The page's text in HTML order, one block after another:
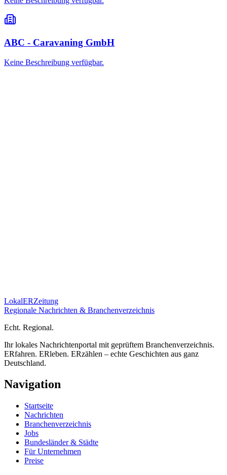
ABC - Caravaning GmbH
Keine Beschreibung verfügbar.
LokalERZeitung
Regionale Nachrichten & Branchenverzeichnis
Echt. Regional.
Ihr lokales Nachrichtenportal mit geprüftem Branchenverzeichnis.
ERfahren. ERleben. ERzählen – echte Geschichten aus ganz
Deutschland.
Navigation
Startseite
Nachrichten
Branchenverzeichnis
Jobs
Bundesländer & Städte
Für Unternehmen
Preise